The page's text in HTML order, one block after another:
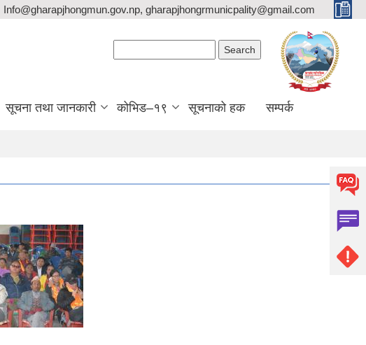
Info@gharapjhongmun.gov.np, gharapjhongrmunicpality@gmail.com
सूचना तथा जानकारी कोभिड–१९ सूचनाको हक सम्पर्क